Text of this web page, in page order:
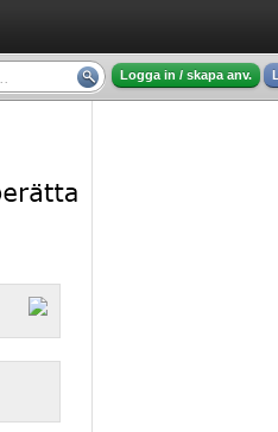
Logga in / skapa anv.